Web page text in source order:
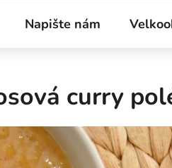
Napište nám
curry